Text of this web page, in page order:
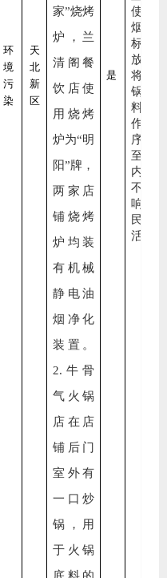
环
境
污
染
天
北
新
区
家”烧烤
炉，兰
清阁餐
饮店使
用烧烤
炉为“明
阳”牌 ，
两家店
铺烧烤
炉均装
有机械
静电油
烟净化
装置。
2.牛骨
气火锅
店在店
铺后门
室外有
一口炒
锅，用
于火锅
是
使油
烟达
标排
放，
将火
锅底
料制
作工
序移
至室
内，
不影
响居
民生
活。